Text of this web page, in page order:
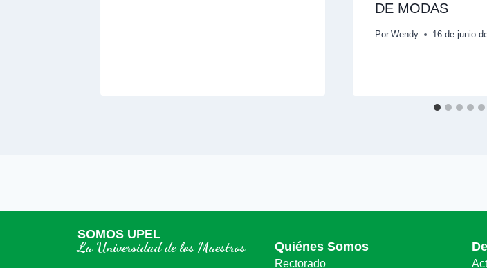
DE MODAS
Por Wendy 16 de junio
SOMOS UPEL
La Universidad de los Maestros Quiénes Somos
Rectorado